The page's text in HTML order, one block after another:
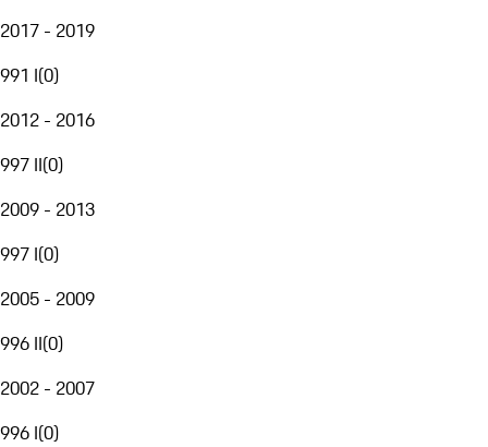
2017 - 2019
991 I(0)
2012 - 2016
997 II(0)
2009 - 2013
997 I(0)
2005 - 2009
996 II(0)
2002 - 2007
996 I(0)